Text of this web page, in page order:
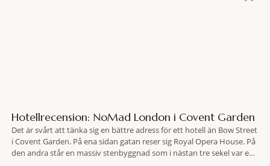
Hotellrecension: NoMad London i Covent Garden
Det är svårt att tänka sig en bättre adress för ett hotell än Bow Street
i Covent Garden. På ena sidan gatan reser sig Royal Opera House. På
den andra står en massiv stenbyggnad som i nästan tre sekel var en